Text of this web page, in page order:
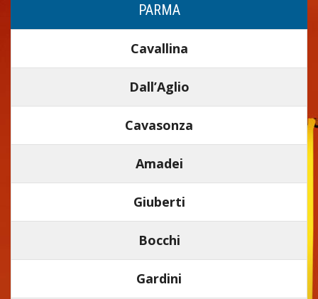
PARMA
Cavallina
Dall’Aglio
Cavasonza
Amadei
Giuberti
Bocchi
Gardini